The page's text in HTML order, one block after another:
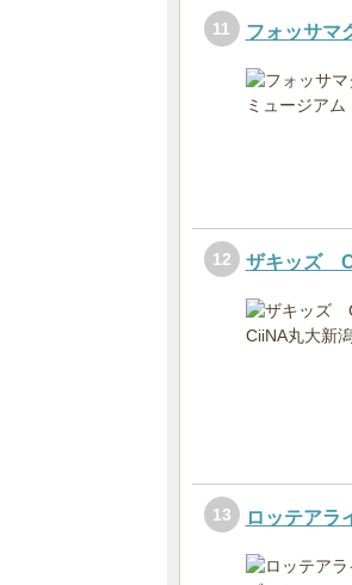
11 フォッサマ
12 ザキッズ
13 ロッテアラ